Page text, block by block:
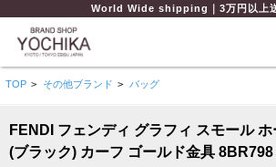
World Wide shipping｜3万円以上
TOP > その他ブランド > バッグ
FENDI フェンディ グラフィ スモール
(ブラック) カーフ ゴールド金具 8BR798